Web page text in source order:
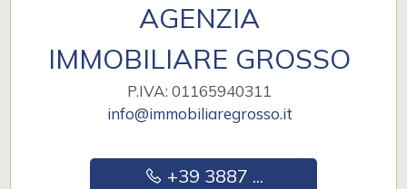
AGENZIA
IMMOBILIARE GROSSO
P.IVA: 01165940311
info@immobiliaregrosso.it
+39 3887 ...